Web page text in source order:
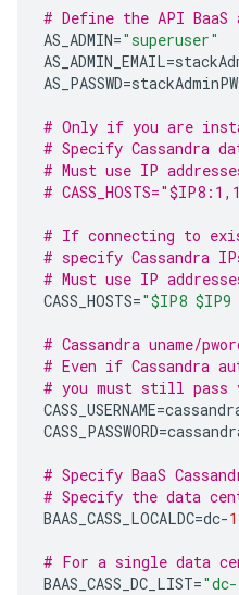
# Define the API
AS_ADMIN="superuser"
AS_ADMIN_EMAIL=
AS_PASSWD=
# Only if you are
# Specify Cassandra
# Must use IP
#
# If connecting to
# specify Cassandra
# Must use IP
CASS_HOSTS="$IP8 $IP9
# Cassandra uname/
# Even if Cassandra
# you must still pass
CASS_USERNAME=
CASS_PASSWORD=
# Specify BaaS
# Specify the data
BAAS_CASS_LOCALDC=dc-1
# For a single data
BAAS_CASS_DC_LIST=